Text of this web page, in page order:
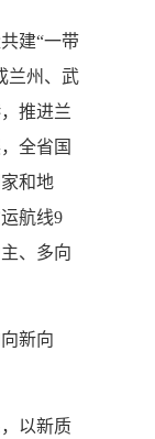
建“一带
兰州、武
推进兰
全省国
和地
航线9
、多向
新向
以新质